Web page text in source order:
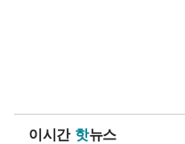
이시간 핫뉴스